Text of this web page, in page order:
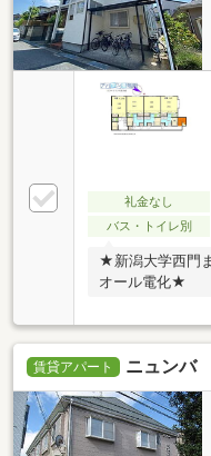
礼金なし
バス・トイレ別
★新潟大学西門
オール電化★
賃貸アパート ニュンバ